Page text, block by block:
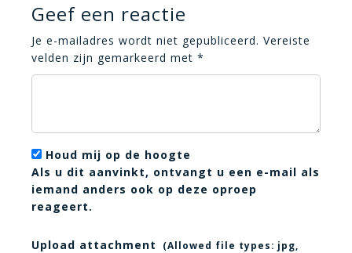
Geef een reactie
Je e-mailadres wordt niet gepubliceerd. Vereiste
velden zijn gemarkeerd met *
Houd mij op de hoogte
Als u dit aanvinkt, ontvangt u een e-mail als
iemand anders ook op deze oproep
reageert.
Upload attachment (Allowed file types: jpg,